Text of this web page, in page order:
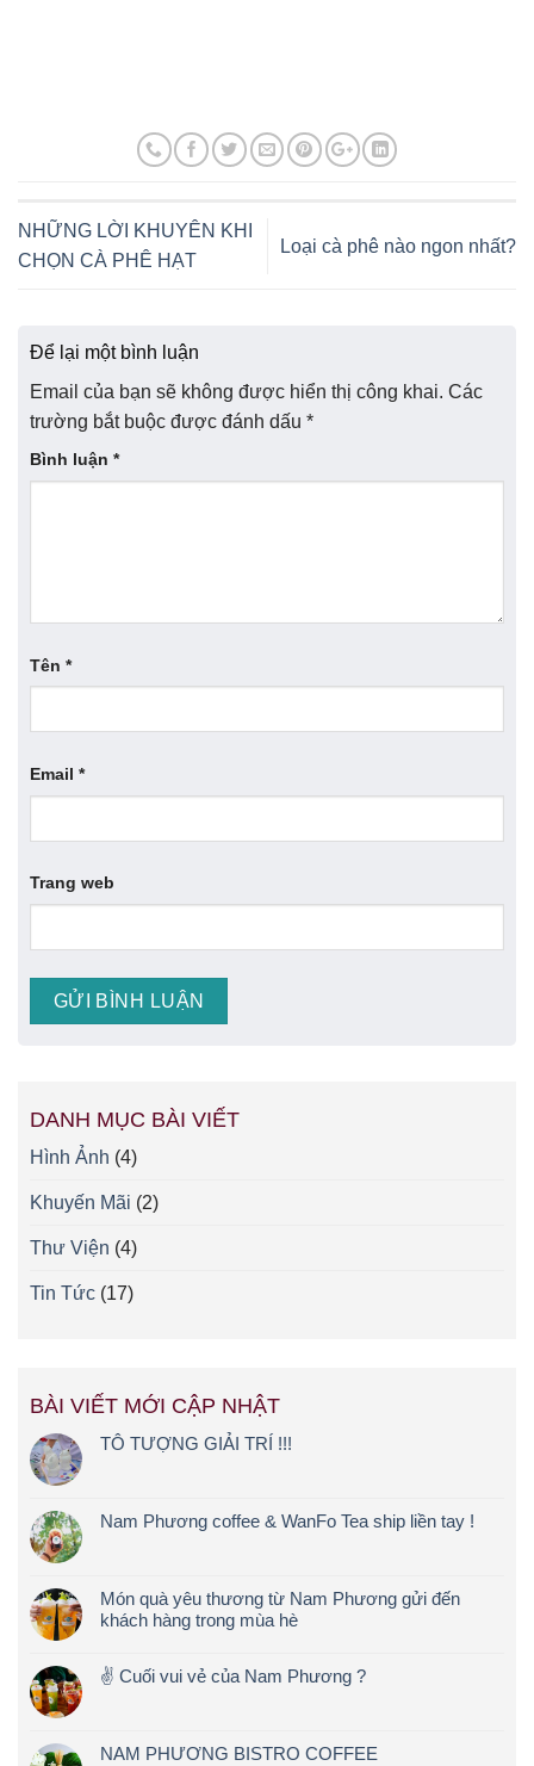
NHỮNG LỜI KHUYÊN KHI
CHỌN CÀ PHÊ HẠT
Loại cà phê nào ngon nhất?
Để lại một bình luận
Email của bạn sẽ không được hiển thị công khai. Các
trường bắt buộc được đánh dấu *
Bình luận *
Tên *
Email *
Trang web
DANH MỤC BÀI VIẾT
Hình Ảnh (4)
Khuyến Mãi (2)
Thư Viện (4)
Tin Tức (17)
BÀI VIẾT MỚI CẬP NHẬT
TÔ TƯỢNG GIẢI TRÍ !!!
Nam Phương coffee & WanFo Tea ship liền tay !
Món quà yêu thương từ Nam Phương gửi đến
khách hàng trong mùa hè
✌️ Cuối vui vẻ của Nam Phương ?
NAM PHƯƠNG BISTRO COFFEE